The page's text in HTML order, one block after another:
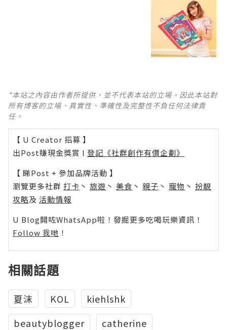
*本站之內容由作者所提供，並不代表本站的立場。因此本站對
所有博客的立場、真實性、準確性及完整性不負任何法律責
任。
【 U Creator 招募 】
出Post賺現金獎賞 l 登記《社群創作有價企劃》
【 睇Post + 參加品牌活動 】
瀏覽更多社群 打卡 丶 旅遊 丶 美食 丶 親子 丶 寵物 丶 扮靚
攻略及 活動情報
U Blog開咗WhatsApp啦！發掘更多吃喝玩樂資訊！
Follow 我哋 ！
相關話題
夏沫 KOL
kiehlshk
beautyblogger
‪‎catherine